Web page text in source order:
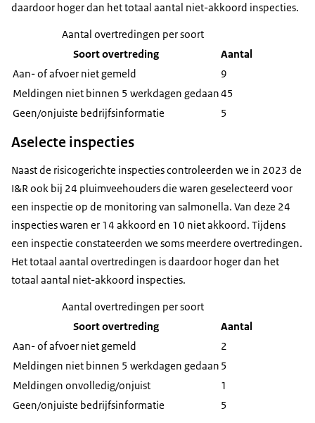
daardoor hoger dan het totaal aantal niet-akkoord inspecties.
Aantal overtredingen per soort
Soort overtreding
Aantal
Aan- of afvoer niet gemeld
9
Meldingen niet binnen 5 werkdagen gedaan 45
Geen/onjuiste bedrijfsinformatie
5
Aselecte inspecties
Naast de risicogerichte inspecties controleerden we in 2023 de
I&R ook bij 24 pluimveehouders die waren geselecteerd voor
een inspectie op de monitoring van salmonella. Van deze 24
inspecties waren er 14 akkoord en 10 niet akkoord. Tijdens
een inspectie constateerden we soms meerdere overtredingen.
Het totaal aantal overtredingen is daardoor hoger dan het
totaal aantal niet-akkoord inspecties.
Aantal overtredingen per soort
Soort overtreding
Aantal
Aan- of afvoer niet gemeld
2
Meldingen niet binnen 5 werkdagen gedaan 5
Meldingen onvolledig/onjuist
1
Geen/onjuiste bedrijfsinformatie
5